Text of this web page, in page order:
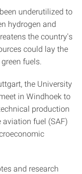
underutilized to
hydrogen and
the country's
could lay the
fuels.
the University
in Windhoek to
production
fuel (SAF)
and research